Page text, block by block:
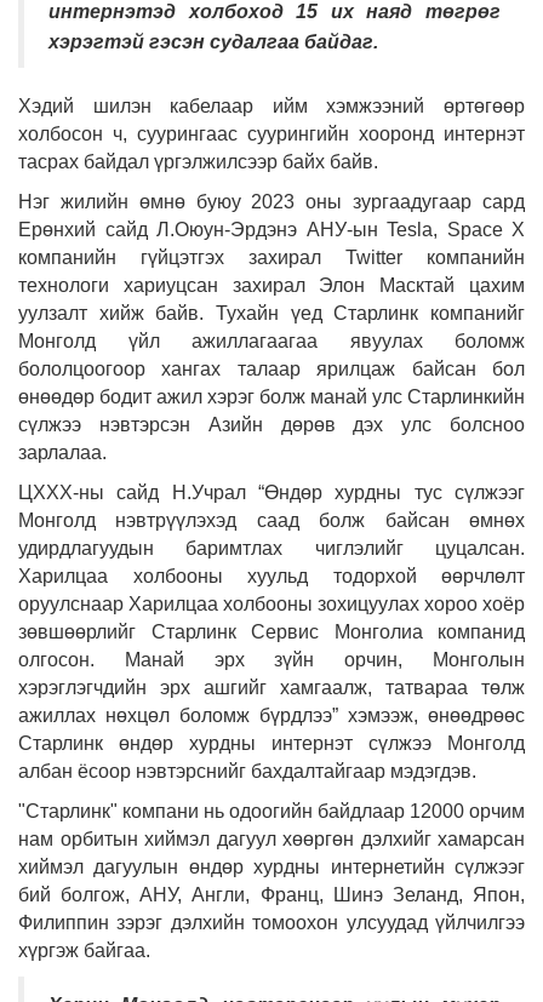
интернэтэд холбоход 15 их наяд төгрөг
хэрэгтэй гэсэн судалгаа байдаг.
Хэдий шилэн кабелаар ийм хэмжээний өртөгөөр
холбосон ч, суурингаас суурингийн хооронд интернэт
тасрах байдал үргэлжилсээр байх байв.
Нэг жилийн өмнө буюу 2023 оны зургаадугаар сард
Ерөнхий сайд Л.Оюун-Эрдэнэ АНУ-ын Tesla, Space X
компанийн гүйцэтгэх захирал Twitter компанийн
технологи хариуцсан захирал Элон Масктай цахим
уулзалт хийж байв. Тухайн үед Старлинк компанийг
Монголд үйл ажиллагаагаа явуулах боломж
бололцоогоор хангах талаар ярилцаж байсан бол
өнөөдөр бодит ажил хэрэг болж манай улс Старлинкийн
сүлжээ нэвтэрсэн Азийн дөрөв дэх улс болсноо
зарлалаа.
ЦХХХ-ны сайд Н.Учрал “Өндөр хурдны тус сүлжээг
Монголд нэвтрүүлэхэд саад болж байсан өмнөх
удирдлагуудын баримтлах чиглэлийг цуцалсан.
Харилцаа холбооны хуульд тодорхой өөрчлөлт
оруулснаар Харилцаа холбооны зохицуулах хороо хоёр
зөвшөөрлийг Старлинк Сервис Монголиа компанид
олгосон. Манай эрх зүйн орчин, Монголын
хэрэглэгчдийн эрх ашгийг хамгаалж, татвараа төлж
ажиллах нөхцөл боломж бүрдлээ” хэмээж, өнөөдрөөс
Старлинк өндөр хурдны интернэт сүлжээ Монголд
албан ёсоор нэвтэрснийг бахдалтайгаар мэдэгдэв.
"Старлинк" компани нь одоогийн байдлаар 12000 орчим
нам орбитын хиймэл дагуул хөөргөн дэлхийг хамарсан
хиймэл дагуулын өндөр хурдны интернетийн сүлжээг
бий болгож, АНУ, Англи, Франц, Шинэ Зеланд, Япон,
Филиппин зэрэг дэлхийн томоохон улсуудад үйлчилгээ
хүргэж байгаа.